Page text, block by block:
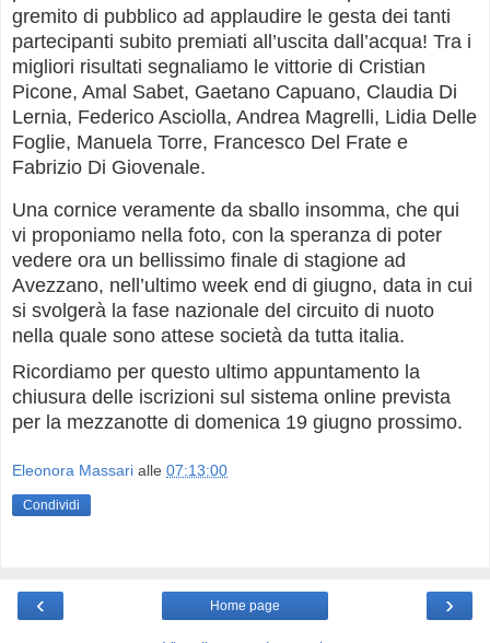
gremito di pubblico ad applaudire le gesta dei tanti
partecipanti subito premiati all’uscita dall’acqua! Tra i
migliori risultati segnaliamo le vittorie di Cristian
Picone, Amal Sabet, Gaetano Capuano, Claudia Di
Lernia, Federico Asciolla, Andrea Magrelli, Lidia Delle
Foglie, Manuela Torre, Francesco Del Frate e
Fabrizio Di Giovenale.
Una cornice veramente da sballo insomma, che qui
vi proponiamo nella foto, con la speranza di poter
vedere ora un bellissimo finale di stagione ad
Avezzano, nell’ultimo week end di giugno, data in cui
si svolgerà la fase nazionale del circuito di nuoto
nella quale sono attese società da tutta italia.
Ricordiamo per questo ultimo appuntamento la
chiusura delle iscrizioni sul sistema online prevista
per la mezzanotte di domenica 19 giugno prossimo.
Eleonora Massari alle 07:13:00
Condividi
‹ ›
Home page